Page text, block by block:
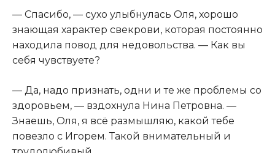
— Спасибо, — сухо улыбнулась Оля, хорошо
знающая характер свекрови, которая постоянно
находила повод для недовольства. — Как вы
себя чувствуете?
— Да, надо признать, одни и те же проблемы со
здоровьем, — вздохнула Нина Петровна. —
Знаешь, Оля, я всё размышляю, какой тебе
повезло с Игорем. Такой внимательный и